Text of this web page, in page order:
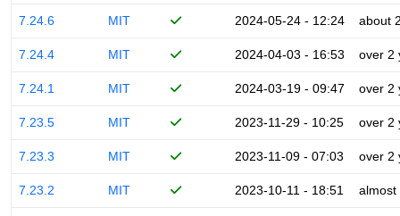
7.24.6 MIT 2024-05-24 - 12:24 about
7.24.4 MIT 2024-04-03 - 16:53 over 2
7.24.1 MIT 2024-03-19 - 09:47 over 2
7.23.5 MIT 2023-11-29 - 10:25 over 2
7.23.3 MIT 2023-11-09 - 07:03 over 2
7.23.2 MIT 2023-10-11 - 18:51 almost